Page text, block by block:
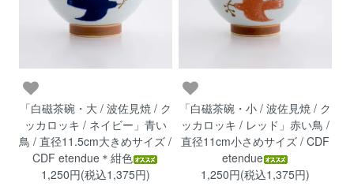
「白磁茶碗・大 / 波佐見焼 / ク
ッカロッキ / ネイビー」青い
鳥 / 直径11.5cm大きめサイズ /
CDF etendue＊紺色
1,250円(税込1,375円)
「白磁茶碗・小 / 波佐見焼 / ク
ッカロッキ / レッド」赤い鳥 /
直径11cm小さめサイズ / CDF
etendue
1,250円(税込1,375円)